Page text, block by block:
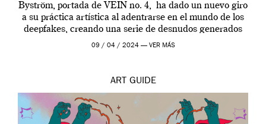
Byström, portada de VEIN no. 4, ha dado un nuevo giro
a su práctica artística al adentrarse en el mundo de los
deepfakes, creando una serie de desnudos generados
por […]
09 / 04 / 2024 — VER MÁS
ART GUIDE